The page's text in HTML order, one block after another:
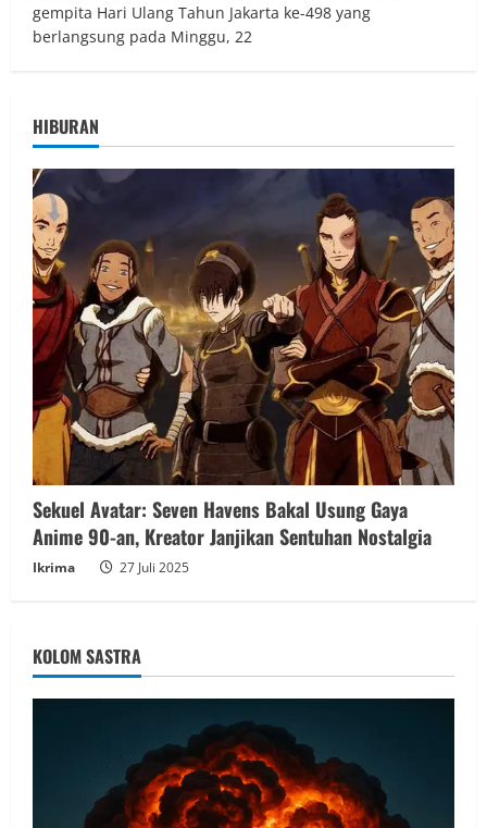
gempita Hari Ulang Tahun Jakarta ke-498 yang
berlangsung pada Minggu, 22
HIBURAN
Sekuel Avatar: Seven Havens Bakal Usung Gaya
Anime 90-an, Kreator Janjikan Sentuhan Nostalgia
Ikrima 27 Juli 2025
KOLOM SASTRA